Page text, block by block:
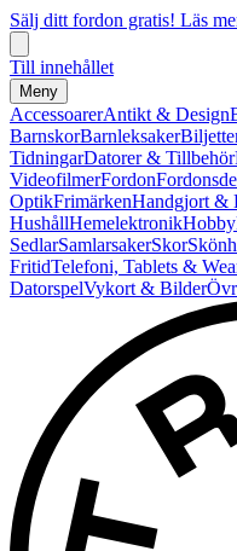
Sälj ditt fordon gratis! Läs
Till innehållet
Meny
AccessoarerAntikt & Design
BarnskorBarnleksaker
TidningarDatorer & Tillbehör
VideofilmerFordon
OptikFrimärkenHandgjort &
HushållHemelektronikHobby
SedlarSamlarsakerSkor
FritidTelefoni, Tablets &
DatorspelVykort & Bilder